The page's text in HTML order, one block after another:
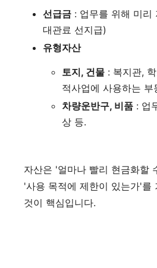
선급금 : 업무를 위해 미리
대관료 선지급)
유형자산
토지, 건물 : 복지관,
적사업에 사용하는 부
차량운반구, 비품 : 업
상 등.
자산은 '얼마나 빨리 현금화할
'사용 목적에 제한이 있는가'를
것이 핵심입니다.